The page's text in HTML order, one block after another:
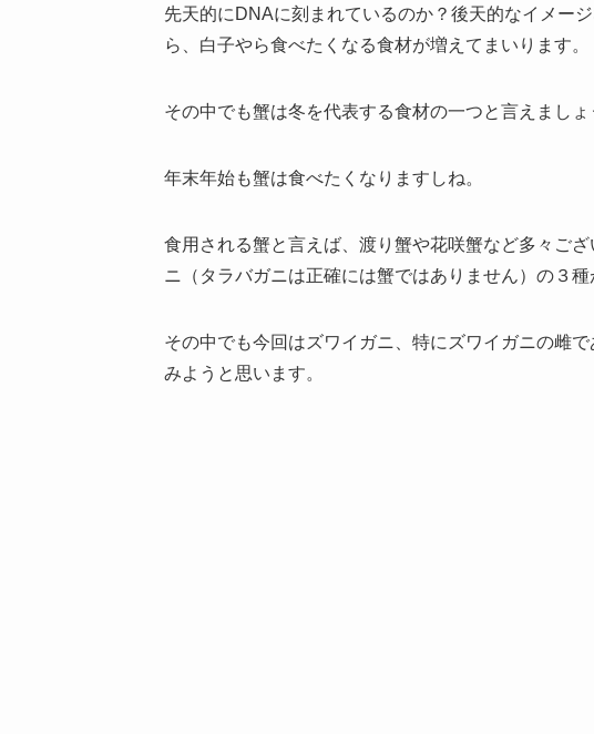
先天的にDNAに刻まれているのか？後天的なイメー
ら、白子やら食べたくなる食材が増えてまいります。
その中でも蟹は冬を代表する食材の一つと言えましょ
年末年始も蟹は食べたくなりますしね。
食用される蟹と言えば、渡り蟹や花咲蟹など多々ご
ニ（タラバガニは正確には蟹ではありません）の３
その中でも今回はズワイガニ、特にズワイガニの雌
みようと思います。